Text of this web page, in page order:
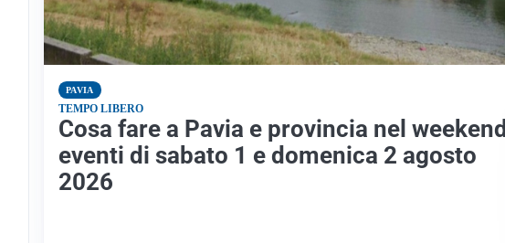
PAVIA
TEMPO LIBERO
Cosa fare a Pavia e provincia nel
eventi di sabato 1 e domenica 2 agosto
2026